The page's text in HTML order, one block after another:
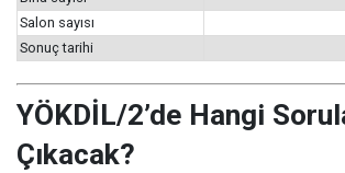
Salon sayısı
Sonuç tarihi
YÖKDİL/2’de Hangi
Çıkacak?